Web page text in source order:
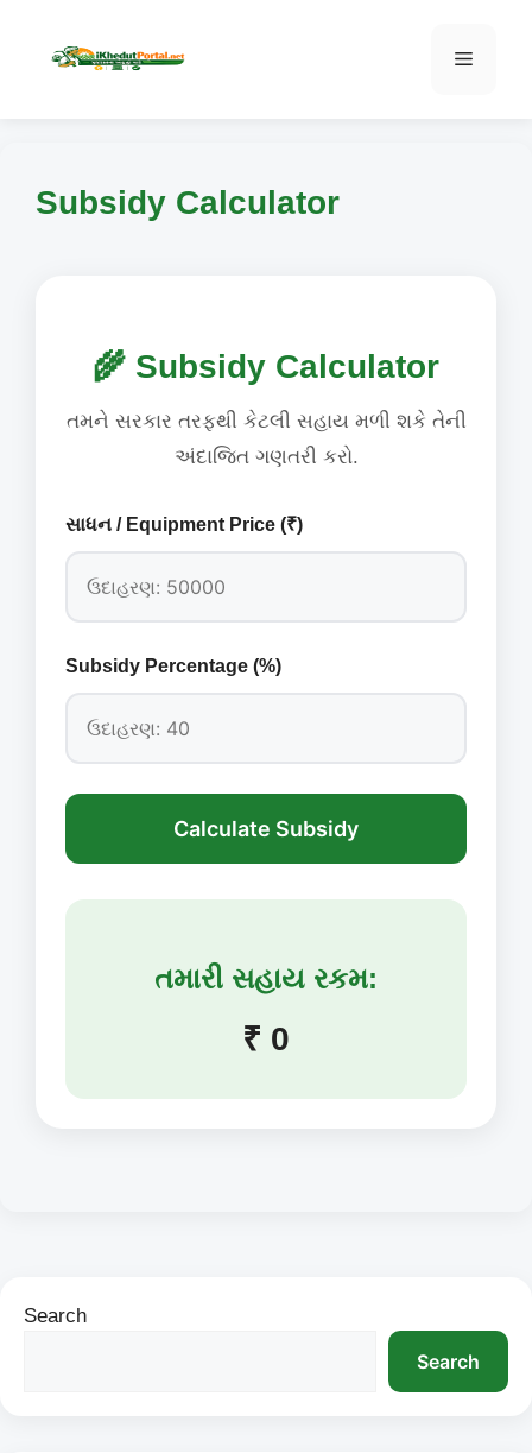
content
Menu
Subsidy Calculator
🌾 Subsidy Calculator
તમને સરકાર તરફથી કેટલી સહાય મળી શકે તેની
અંદાજિત ગણતરી કરો.
સાધન / Equipment Price (₹)
Subsidy Percentage (%)
Calculate Subsidy
તમારી સહાય રકમ:
₹ 0
Search
Search